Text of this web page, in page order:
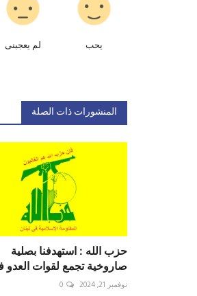
يحب لم يعجبنى
المنشورات ذات الصلة
حزب الله : استهدفنا بصلية
صاروخية تجمع لقوات
نوفمبر 21, 2024 0